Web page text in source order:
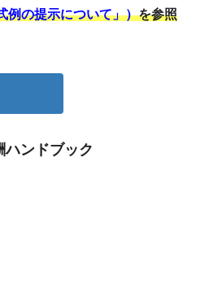
例の提示について」）を参照
ハンドブック